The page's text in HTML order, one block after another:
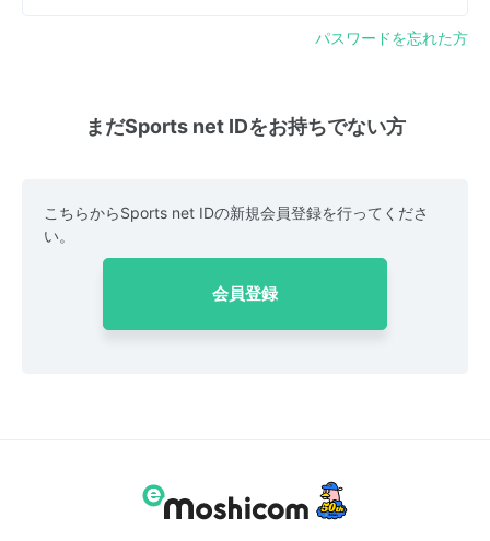
パスワードを忘れた方
まだSports net IDをお持ちでない方
こちらからSports net IDの新規会員登録を行ってくださ
い。
会員登録